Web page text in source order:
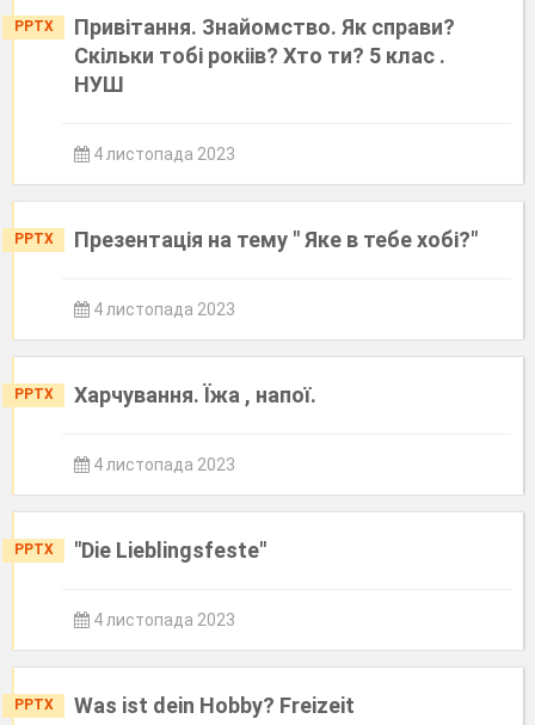
PPTX
Привітання. Знайомство. Як справи?
Скільки тобі рокіів? Хто ти? 5 клас .
НУШ
4 листопада 2023
PPTX Презентація на тему " Яке в тебе хобі?"
4 листопада 2023
PPTX Харчування. Їжа , напої.
4 листопада 2023
PPTX "Die Lieblingsfeste"
4 листопада 2023
PPTX Was ist dein Hobby? Freizeit